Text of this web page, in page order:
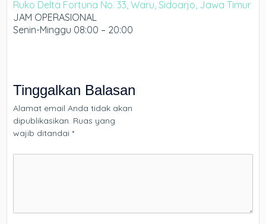
Ruko Delta Fortuna No. 33, Waru, Sidoarjo, Jawa Timur
JAM OPERASIONAL
Senin-Minggu 08:00 – 20:00
Tinggalkan Balasan
Alamat email Anda tidak akan
dipublikasikan. Ruas yang
wajib ditandai*